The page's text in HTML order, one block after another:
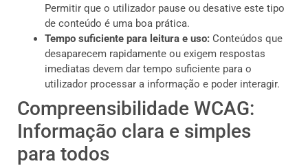
Permitir que o utilizador pause ou desative este tipo
de conteúdo é uma boa prática.
Tempo suficiente para leitura e uso: Conteúdos que
desaparecem rapidamente ou exigem respostas
imediatas devem dar tempo suficiente para o
utilizador processar a informação e poder interagir.
Compreensibilidade WCAG:
Informação clara e simples
para todos